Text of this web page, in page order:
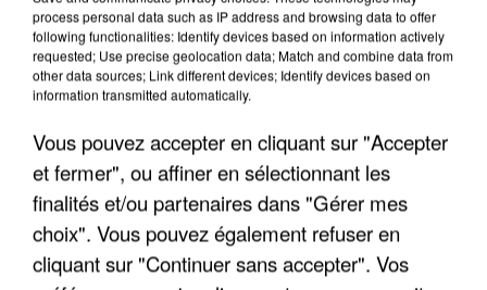
"ON A TOUS LE TRAC"
"ON N'EST PAS DES PARENTS
PARFAITS"
process personal data such as IP address and browsing data to offer
following functionalities: Identify devices based on information actively
requested; Use precise geolocation data; Match and combine data from
other data sources; Link different devices; Identify devices based on
information transmitted automatically.
Vous pouvez accepter en cliquant sur "Accepter
et fermer", ou affiner en sélectionnant les
finalités et/ou partenaires dans "Gérer mes
choix". Vous pouvez également refuser en
cliquant sur "Continuer sans accepter". Vos